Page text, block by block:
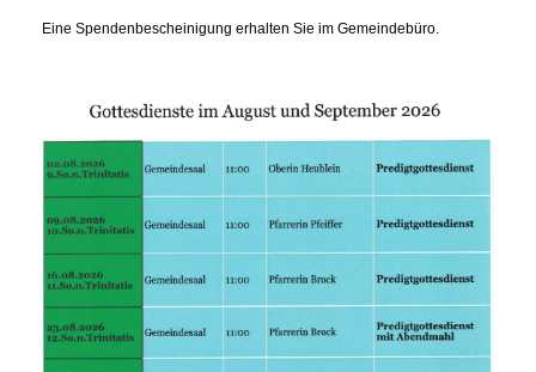
Eine Spendenbescheinigung erhalten Sie im Gemeindebüro.